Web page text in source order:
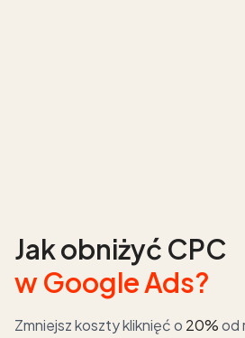
Jak obniżyć CPC
w Google Ads?
Zmniejsz koszty kliknięć o 20%od